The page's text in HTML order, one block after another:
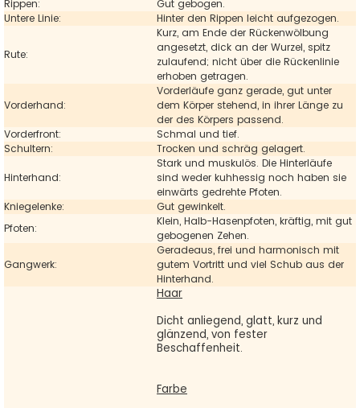
Rippen:
Gut gebogen.
Untere Linie:
Hinter den Rippen leicht aufgezogen.
Rute:
Kurz, am Ende der Rückenwölbung
angesetzt, dick an der Wurzel, spitz
zulaufend; nicht über die Rückenlinie
erhoben getragen.
Vorderhand:
Vorderläufe ganz gerade, gut unter
dem Körper stehend, in ihrer Länge zu
der des Körpers passend.
Vorderfront:
Schmal und tief.
Schultern:
Trocken und schräg gelagert.
Hinterhand:
Stark und muskulös. Die Hinterläufe
sind weder kuhhessig noch haben sie
einwärts gedrehte Pfoten.
Kniegelenke:
Gut gewinkelt.
Pfoten:
Klein, Halb-Hasenpfoten, kräftig, mit gut
gebogenen Zehen.
Gangwerk:
Geradeaus, frei und harmonisch mit
gutem Vortritt und viel Schub aus der
Hinterhand.
Haar
Dicht anliegend, glatt, kurz und
glänzend, von fester
Beschaffenheit.
Farbe